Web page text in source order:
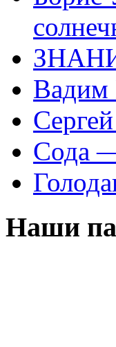
Сода
Наши